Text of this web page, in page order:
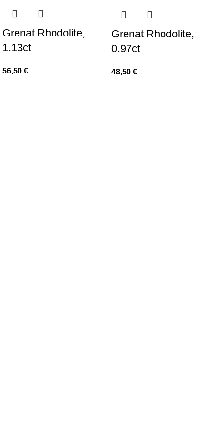
Grenat Rhodolite,
1.13ct
56,50 €
Grenat Rhodolite,
0.97ct
48,50 €